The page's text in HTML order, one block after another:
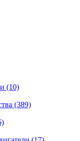
(10)
(389)